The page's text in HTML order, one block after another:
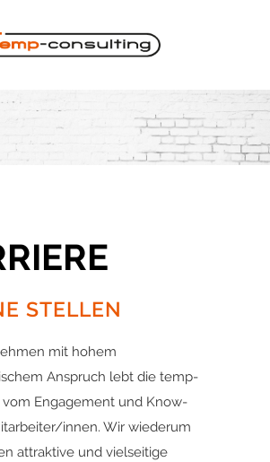
STELLEN
mit hohem
Anspruch lebt die temp-
Engagement und Know-
innen. Wir wiederum
attraktive und vielseitige